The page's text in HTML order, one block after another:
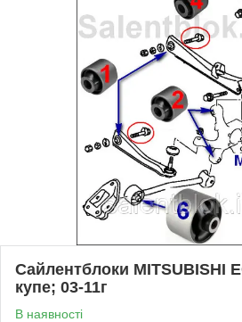
Сайлентблоки MITSUBISHI
купе; 03-11г
В наявності